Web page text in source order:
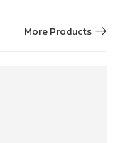
More Products